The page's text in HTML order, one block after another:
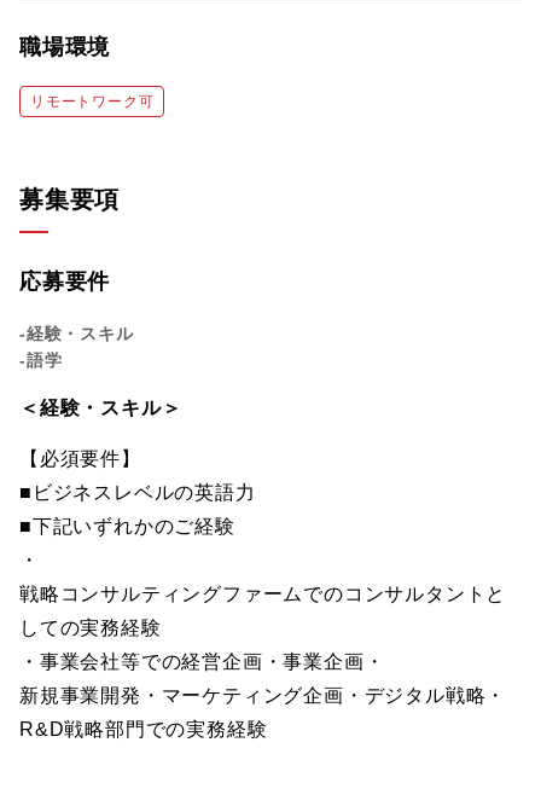
職場環境
リモートワーク可
募集要項
応募要件
-経験・スキル
-語学
＜経験・スキル＞
【必須要件】
■ビジネスレベルの英語力
■下記いずれかのご経験
・
戦略コンサルティングファームでのコンサルタントと
しての実務経験
・事業会社等での経営企画・事業企画・
新規事業開発・マーケティング企画・デジタル戦略・
R&D戦略部門での実務経験